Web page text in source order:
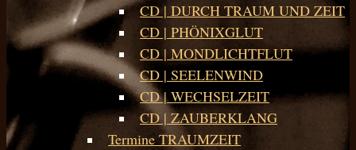
CD | DURCH TRAUM UND ZEIT
CD | PHÖNIXGLUT
CD | MONDLICHTFLUT
CD | SEELENWIND
CD | WECHSELZEIT
CD | ZAUBERKLANG
Termine TRAUMZEIT